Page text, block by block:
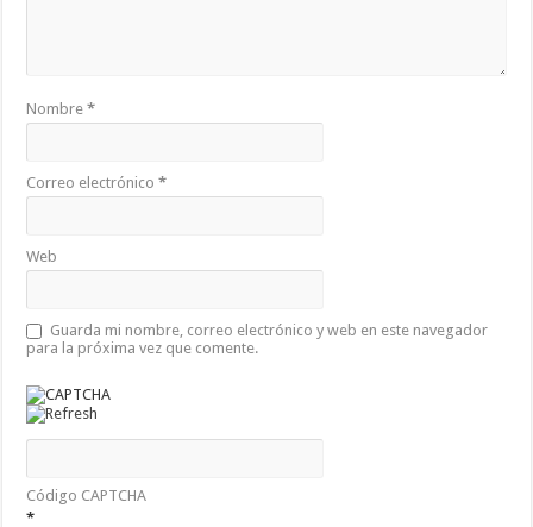
Nombre*
Correo electrónico*
Web
Guarda mi nombre, correo electrónico y web en este navegador
para la próxima vez que comente.
Código CAPTCHA
*